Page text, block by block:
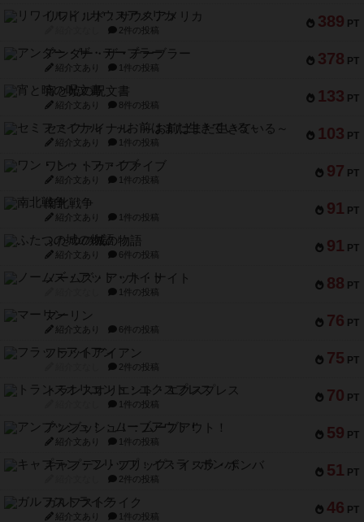
389 PT
リワイルド：サウスアメリカ
2件の投稿
378 PT
アンダー・ザ・テーブラー
紹介文あり 1件の投稿
133 PT
宵と暁の呪文書
紹介文あり 8件の投稿
103 PT
セミファイナル ～お前はまだ生きている～
紹介文あり 1件の投稿
97 PT
ワン・トゥ・ファイブ
紹介文あり 1件の投稿
91 PT
南北戦争
紹介文あり 1件の投稿
91 PT
ふたつの城の物語
紹介文あり 6件の投稿
88 PT
ノームズ・アット・ナイト
1件の投稿
76 PT
マーリン
紹介文あり 6件の投稿
75 PT
フラットアイアン
2件の投稿
70 PT
トランスオリエント・エクスプレス
1件の投稿
59 PT
アンブッシュ！：ムーブアウト！
紹介文あり 1件の投稿
51 PT
キャプテン・フリップ：イスラ・ボンバ
2件の投稿
46 PT
ガルフストライク
紹介文あり 1件の投稿